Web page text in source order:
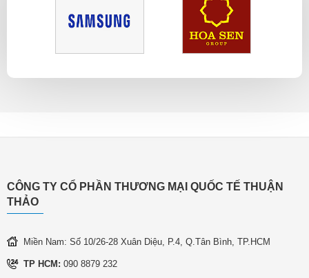
CÔNG TY CỔ PHẦN THƯƠNG MẠI QUỐC TẾ THUẬN
THẢO
Miền Nam: Số 10/26-28 Xuân Diệu, P.4, Q.Tân Bình, TP.HCM
TP HCM: 090 8879 232